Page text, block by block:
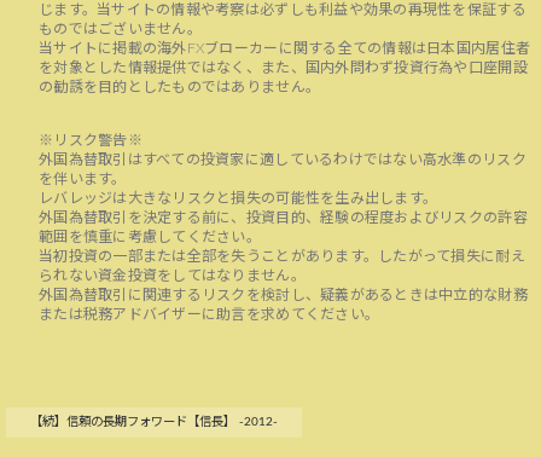
じます。当サイトの情報や考察は必ずしも利益や効果の再現性を保証する
ものではございません。
当サイトに掲載の海外FXブローカーに関する全ての情報は日本国内居住者
を対象とした情報提供ではなく、また、国内外問わず投資行為や口座開設
の勧誘を目的としたものではありません。
※リスク警告※
外国為替取引はすべての投資家に適しているわけではない高水準のリスク
を伴います。
レバレッジは大きなリスクと損失の可能性を生み出します。
外国為替取引を決定する前に、投資目的、経験の程度およびリスクの許容
範囲を慎重に考慮してください。
当初投資の一部または全部を失うことがあります。したがって損失に耐え
られない資金投資をしてはなりません。
外国為替取引に関連するリスクを検討し、疑義があるときは中立的な財務
または税務アドバイザーに助言を求めてください。
【続】信頼の長期フォワード【信長】 -2012-